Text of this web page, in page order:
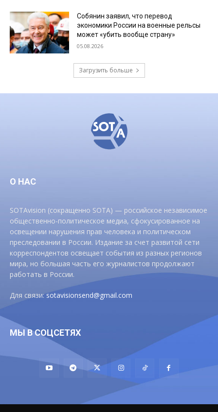
Собянин заявил, что перевод
экономики России на военные рельсы
может «убить вообще страну»
05.08.2026
Загрузить больше
О НАС
SOTAvision (сокращенно SOTA) — российское независимое
общественно-политическое медиа, сфокусированное на
освещении нарушения прав человека и политическом
преследовании в России. Издание за счет развитой сети
корреспондентов освещает события из разных регионов
мира, но большая часть его журналистов продолжают
работать в России.
Для связи:sotavisionsend@gmail.com
МЫ В СОЦСЕТЯХ